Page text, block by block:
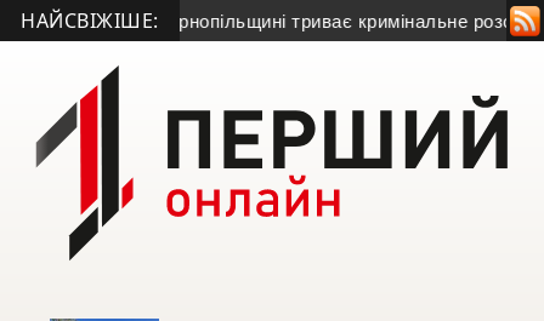
НАЙСВІЖІШЕ:
на Тернопільщині триває кримінальне розслідування